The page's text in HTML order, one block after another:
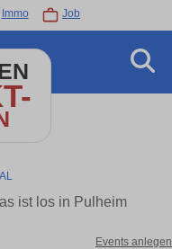
Immo Job
ist los in Pulheim
Events anlegen